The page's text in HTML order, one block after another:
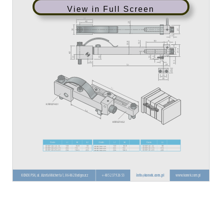
View in Full Screen